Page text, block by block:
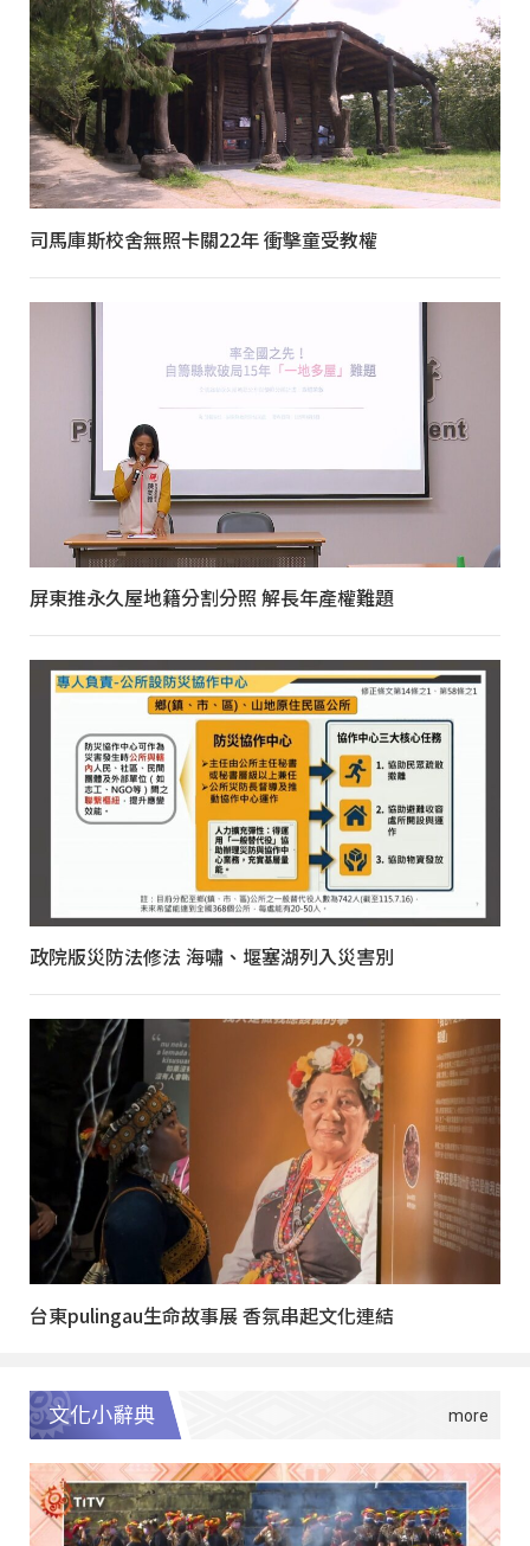
司馬庫斯校舍無照卡關22年 衝擊童受教權
屏東推永久屋地籍分割分照 解長年產權難題
政院版災防法修法 海嘯、堰塞湖列入災害別
台東pulingau生命故事展 香氛串起文化連結
文化小辭典